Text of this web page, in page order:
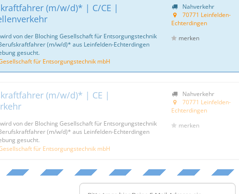
(m/w/d)* | C/CE |
von der Bloching Gesellschaft für Entsorgungstechnik
(m/w/d)* aus Leinfelden-Echterdingen
gesucht.
für Entsorgungstechnik mbH
Nahverkehr
70771 Leinfelden-
Echterdingen
merken
(m/w/d)* | CE |
von der Bloching Gesellschaft für Entsorgungstechnik
(m/w/d)* aus Leinfelden-Echterdingen
gesucht.
für Entsorgungstechnik mbH
Nahverkehr
70771 Leinfelden-
Echterdingen
merken